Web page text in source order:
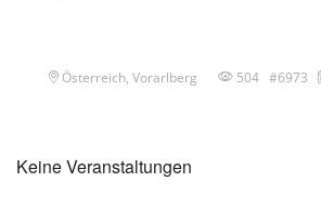
Österreich, Vorarlberg 504 #6973
Keine Veranstaltungen